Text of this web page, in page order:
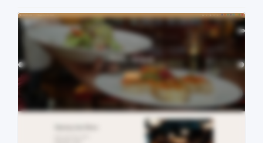
Ver Demo
Comprar €29.90